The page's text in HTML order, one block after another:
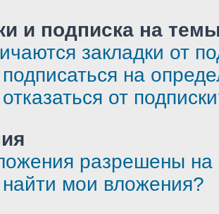
и подписка на
закладки от
на
от
разрешены
мои вложения?